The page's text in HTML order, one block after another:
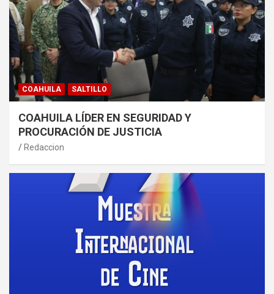
COAHUILA SALTILLO
COAHUILA LÍDER EN SEGURIDAD Y
PROCURACIÓN DE JUSTICIA
Redaccion